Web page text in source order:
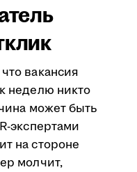
вакансия
неделю никто
может быть
экспертами
на стороне
молчит,